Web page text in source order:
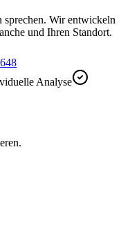
sprechen. Wir entwickeln
und Ihren Standort.
Analyse